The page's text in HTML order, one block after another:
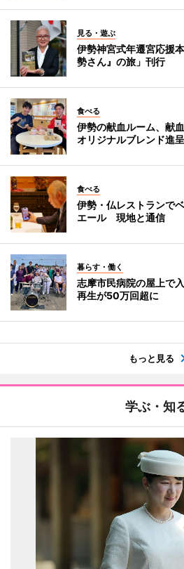
見る・遊ぶ
伊勢神宮式年遷宮応援
勢さん』の旅」刊行
食べる
伊勢の献血ルーム、献
オリジナルブレンド進呈
食べる
伊勢・仏レストランで
エール 現地と通信
暮らす・働く
志摩市民病院の屋上で
再生が50万回超に
もっと見る
学ぶ・知